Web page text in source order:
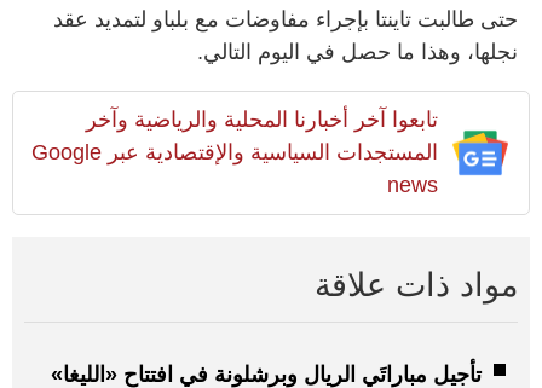
حتى طالبت تاينتا بإجراء مفاوضات مع بلباو لتمديد عقد
نجلها، وهذا ما حصل في اليوم التالي.
تابعوا آخر أخبارنا المحلية والرياضية وآخر
المستجدات السياسية والإقتصادية عبر Google
news
مواد ذات علاقة
تأجيل مباراتَي الريال وبرشلونة في افتتاح «الليغا»